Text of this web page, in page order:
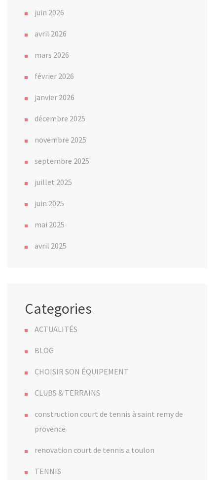
juin 2026
avril 2026
mars 2026
février 2026
janvier 2026
décembre 2025
novembre 2025
septembre 2025
juillet 2025
juin 2025
mai 2025
avril 2025
Categories
ACTUALITÉS
BLOG
CHOISIR SON ÉQUIPEMENT
CLUBS & TERRAINS
construction court de tennis à saint remy de
provence
renovation court de tennis a toulon
TENNIS